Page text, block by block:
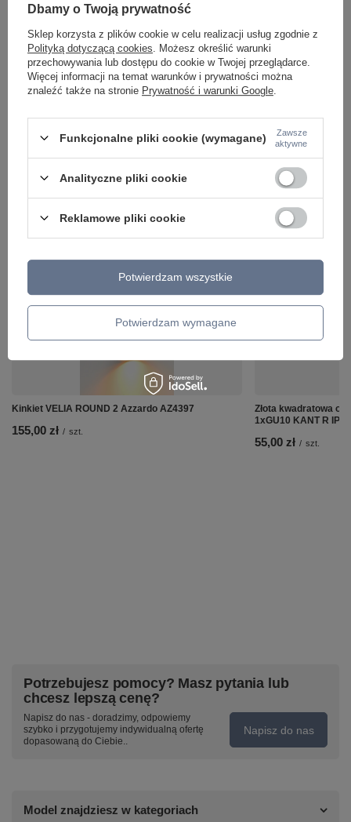
Kinkiet VELIA ROUND 2 Azzardo AZ4397
155,00 zł / szt.
Złota kwadratowa
1xGU10 KANT R
55,00 zł / szt.
Potrzebujesz pomocy? Masz pytania lub
chcesz lepszą cenę?
Napisz do nas - doradzimy, odpowiemy
szybko i przygotujemy indywidualną ofertę
dopasowaną do Ciebie..
Napisz do nas
Model znajdziesz w kategoriach
Dbamy o Twoją prywatność
Sklep korzysta z plików cookie w celu realizacji usług zgodnie z
Polityką dotyczącą cookies . Możesz określić warunki
przechowywania lub dostępu do cookie w Twojej przeglądarce.
Więcej informacji na temat warunków i prywatności można
znaleźć także na stronie Prywatność i warunki Google
Funkcjonalne pliki cookie (wymagane)
Zawsze
aktywne
Analityczne pliki cookie
Reklamowe pliki cookie
Potwierdzam wymagane
Potwierdzam wszystkie